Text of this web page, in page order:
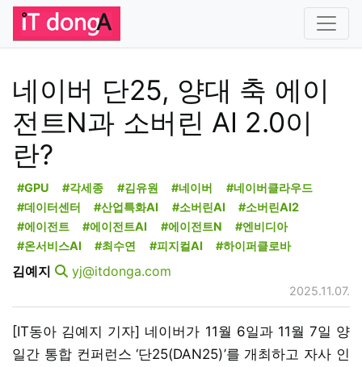
네이버 단25, 양대 축 에이
전트N과 소버린 AI 2.0이
란?
#GPU #각세종 #김유원 #네이버
#네이버클라우드
#데이터센터
#산업특화AI #소버린AI
#소버린AI2
#에이전트
#에이전트AI #에이전트N
#엔비디아
#온서비스AI
#최수연 #피지컬AI #하이퍼클로바
김예지 yj@itdonga.com
2025.11.07.
[IT동아 김예지 기자] 네이버가 11월 6일과 11월 7일 양
일간 통합 컨퍼런스 ‘단25(DAN25)’를 개최하고 자사 인